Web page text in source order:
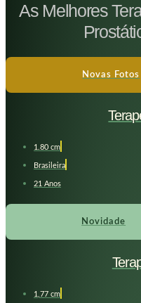
As Melhores
Novas Fotos
1.80 cm
Brasileira
21 Anos
Novidade
1,77 cm